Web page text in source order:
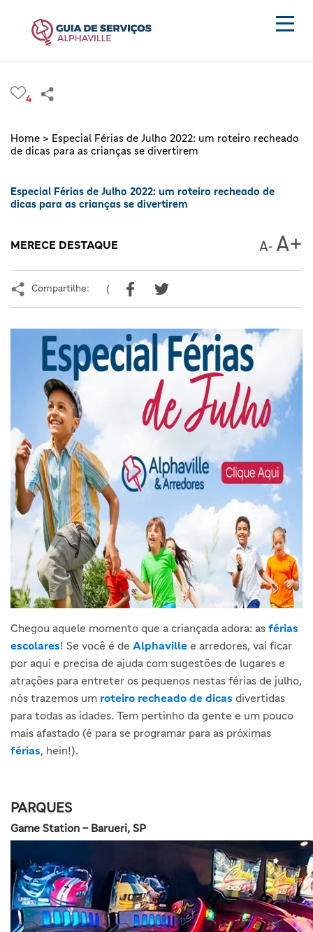
4
Home > Especial Férias de Julho 2022: um roteiro recheado
de dicas para as crianças se divertirem
Especial Férias de Julho 2022: um roteiro recheado de
dicas para as crianças se divertirem
MERECE DESTAQUE
Compartilhe: (
Chegou aquele momento que a criançada adora: as férias
escolares! Se você é de Alphaville e arredores, vai ficar
por aqui e precisa de ajuda com sugestões de lugares e
atrações para entreter os pequenos nestas férias de julho,
nós trazemos um roteiro recheado de dicas divertidas
para todas as idades. Tem pertinho da gente e um pouco
mais afastado (é para se programar para as próximas
férias, hein!).
PARQUES
Game Station – Barueri, SP